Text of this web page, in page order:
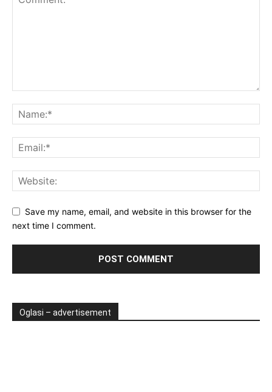
Save my name, email, and website in this browser for the
next time I comment.
Oglasi – advertisement